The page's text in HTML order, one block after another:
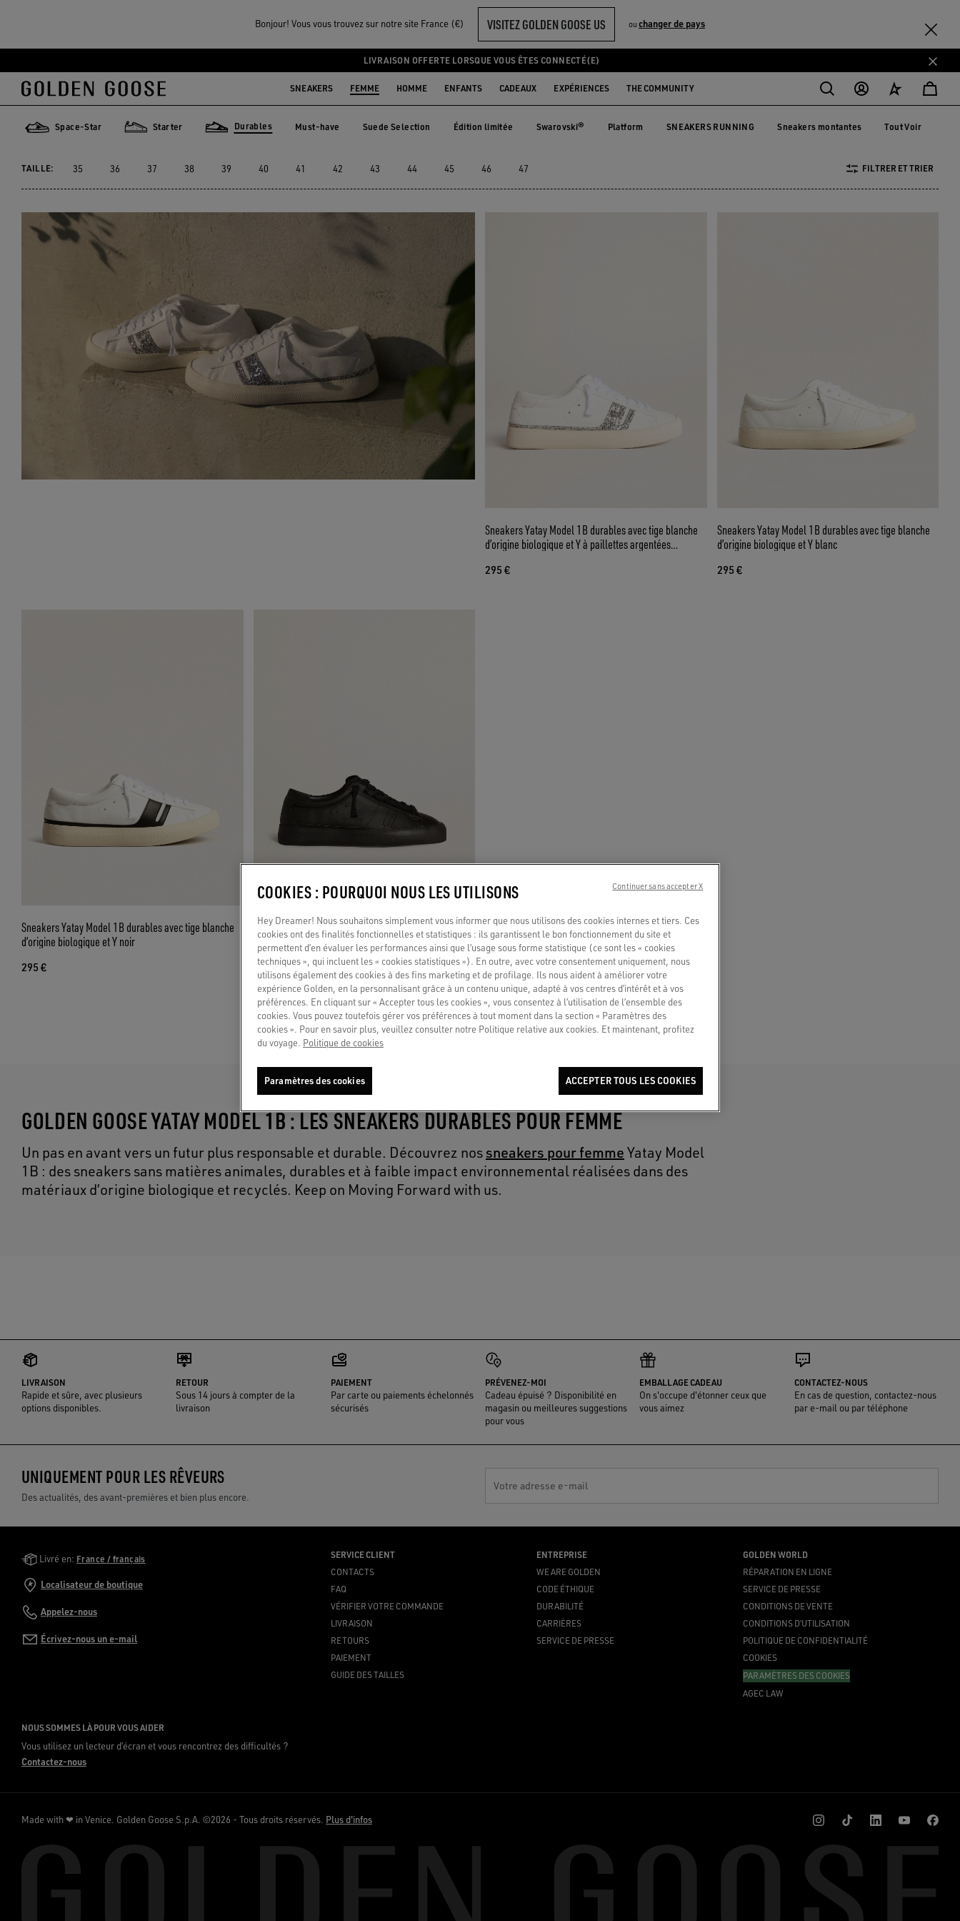
Bonjour! Vous vous trouvez sur notre site France (€) VISITEZ GOLDEN GOOSE US ou changer de pays
Aller
au
contenu
principal
Aller
au
contenu
du
pied
page
LIVRAISON OFFERTE LORSQUE VOUS ÊTES CONNECTÉ(E)
SNEAKERS FEMME HOMME ENFANTS CADEAUX EXPÉRIENCES THE COMMUNITY
YATAY MODEL 1B FEMME
4 PRODUITS
Space-Star Starter Durables Must-have Suede Selection Édition limitée Swarovski® Platform SNEAKERS RUNNING Sneakers montantes Tout Voir
TAILLE: 35 36 37 38 39 40 41 42 43 44 45 46 47 FILTRER ET TRIER
Sneakers Yatay Model 1B durables avec tige blanche
d’origine biologique et Y à paillettes argentées
295 €
Sneakers Yatay Model 1B durables avec tige blanche
d’origine biologique et Y blanc
295 €
Sneakers Yatay Model 1B durables avec tige blanche
d’origine biologique et Y noir
295 €
Sneakers Yatay Model 1B durables avec tige d’origine
biologique et Y noir
295 €
GOLDEN GOOSE YATAY MODEL 1B : LES SNEAKERS DURABLES POUR FEMME
Un pas en avant vers un futur plus responsable et durable. Découvrez nossneakers pour femme Yatay Model
1B : des sneakers sans matières animales, durables et à faible impact environnemental réalisées dans des
matériaux d’origine biologique et recyclés. Keep on Moving Forward with us.
LIVRAISON
Rapide et sûre, avec plusieurs
options disponibles.
RETOUR
Sous 14 jours à compter de la
livraison
PAIEMENT
Par carte ou paiements échelonnés
sécurisés
PRÉVENEZ-MOI
Cadeau épuisé ? Disponibilité en
magasin ou meilleures suggestions
pour vous
EMBALLAGE CADEAU
On s'occupe d'étonner ceux que
vous aimez
CONTACTEZ-NOUS
En cas de question, contactez-nous
par e-mail ou par téléphone
UNIQUEMENT POUR LES RÊVEURS
Des actualités, des avant-premières et bien plus encore.
Votre adresse e-mail
Golden Goose Services
Livré en: France / français
Localisateur de boutique
Appelez-nous
Écrivez-nous un e-mail
SERVICE CLIENT
CONTACTS
FAQ
VÉRIFIER VOTRE COMMANDE
LIVRAISON
RETOURS
PAIEMENT
GUIDE DES TAILLES
ENTREPRISE
WE ARE GOLDEN
CODE ÉTHIQUE
DURABILITÉ
CARRIÈRES
SERVICE DE PRESSE
GOLDEN WORLD
RÉPARATION EN LIGNE
SERVICE DE PRESSE
CONDITIONS DE VENTE
CONDITIONS D’UTILISATION
POLITIQUE DE CONFIDENTIALITÉ
COOKIES
PARAMÈTRES DES COOKIES
AGEC LAW
NOUS SOMMES LÀ POUR VOUS AIDER
Vous utilisez un lecteur d’écran et vous rencontrez des difficultés ?
Contactez-nous
Made with ❤ in Venice. Golden Goose S.p.A. ©2026 - Tous droits réservés. Plus d'infos
COOKIES : POURQUOI NOUS LES UTILISONS
Hey Dreamer! Nous souhaitons simplement vous informer que nous utilisons des cookies internes et tiers. Ces
cookies ont des finalités fonctionnelles et statistiques : ils garantissent le bon fonctionnement du site et
permettent d’en évaluer les performances ainsi que l’usage sous forme statistique (ce sont les « cookies
techniques », qui incluent les « cookies statistiques »). En outre, avec votre consentement uniquement, nous
utilisons également des cookies à des fins marketing et de profilage. Ils nous aident à améliorer votre
expérience Golden, en la personnalisant grâce à un contenu unique, adapté à vos centres d’intérêt et à vos
préférences. En cliquant sur « Accepter tous les cookies », vous consentez à l’utilisation de l’ensemble des
cookies. Vous pouvez toutefois gérer vos préférences à tout moment dans la section « Paramètres des
cookies ». Pour en savoir plus, veuillez consulter notre Politique relative aux cookies. Et maintenant, profitez
du voyage. Politique de cookies
Paramètres des cookies ACCEPTER TOUS LES COOKIES
Continuer sans accepter X